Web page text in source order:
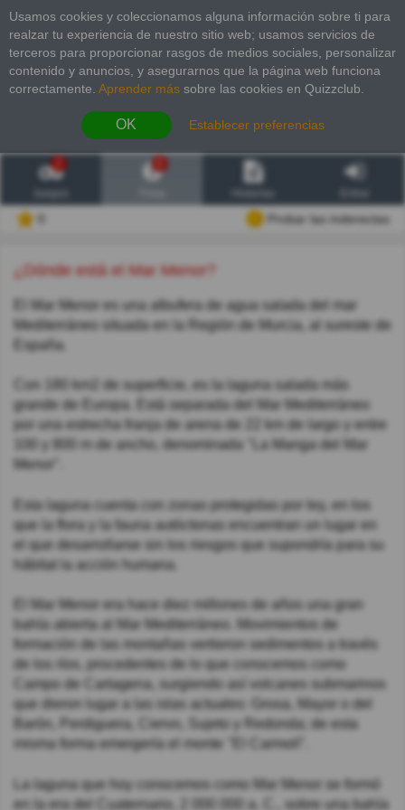
Usamos cookies y coleccionamos alguna información sobre ti para
realzar tu experiencia de nuestro sitio web; usamos servicios de
terceros para proporcionar rasgos de medios sociales, personalizar
contenido y anuncios, y asegurarnos que la página web funciona
correctamente. Aprender más sobre las cookies en Quizzclub.
OK Establecer preferencias
2
Probar las inderectas
¿Dónde está el Mar Menor?
El Mar Menor es una albufera de agua salada del mar
Mediterráneo situada en la Región de Murcia, al sureste de
España.
Con 180 km2 de superficie, es la laguna salada más
grande de Europa. Está separada del Mar Mediterráneo
por una estrecha franja de arena de 22 km de largo y entre
100 y 800 m de ancho, denominada "La Manga del Mar
Menor".
Esta laguna cuenta con zonas protegidas por ley, en los
que la flora y la fauna autóctonas encuentran un lugar en
el que desarrollarse sin los riesgos que supondría para su
hábitat la acción humana.
El Mar Menor era hace diez millones de años una gran
bahía abierta al Mar Mediterráneo. Movimientos de
formación de las montañas vertieron sedimentos a través
de los ríos, procedentes de lo que conocemos como
Campo de Cartagena, surgiendo así volcanes submarinos
que dieron lugar a las islas actuales: Grosa, Mayor o del
Barón, Perdiguera, Ciervo, Sujeto y Redonda; de esta
misma forma emergería el monte "El Carmolí".
La laguna que hoy conocemos como Mar Menor se formó
en la era del Cuaternario, 2 000 000 a. C., sobre una bahía